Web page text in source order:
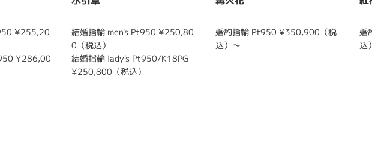
¥255,20
¥286,00
結婚指輪 men's Pt950 ¥250,80
0（税込）
結婚指輪 lady's Pt950/K18PG
¥250,800（税込）
婚約指輪 Pt950 ¥350,900（税
込）～
婚
込